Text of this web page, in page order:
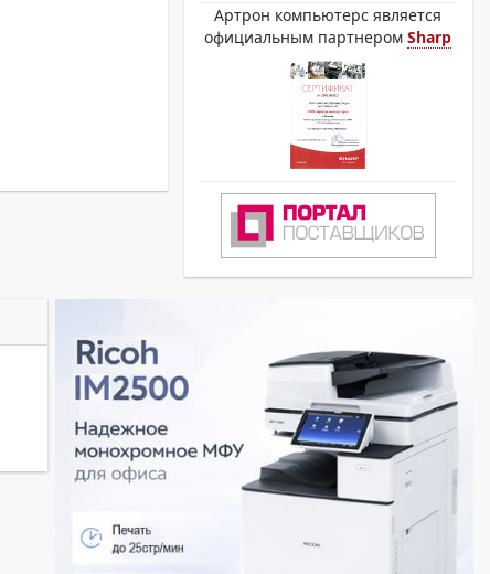
Артрон компьютерс является
официальным партнеромSharp